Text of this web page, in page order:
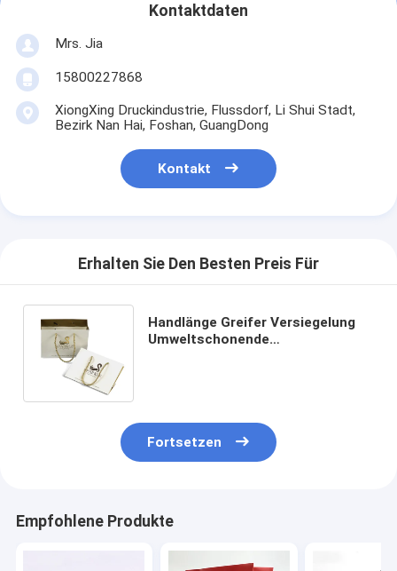
Kontaktdaten
Mrs. Jia
15800227868
XiongXing Druckindustrie, Flussdorf, Li Shui Stadt,
Bezirk Nan Hai, Foshan, GuangDong
Kontakt
Erhalten Sie Den Besten Preis Für
Handlänge Greifer Versiegelung
Umweltschonende
Fortsetzen
Empfohlene Produkte